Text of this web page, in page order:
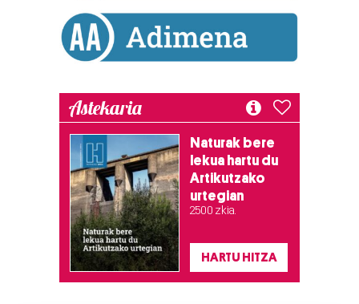
Astekaria
Naturak bere
lekua hartu du
Artikutzako
urtegian
2.500 zkia.
HARTU HITZA